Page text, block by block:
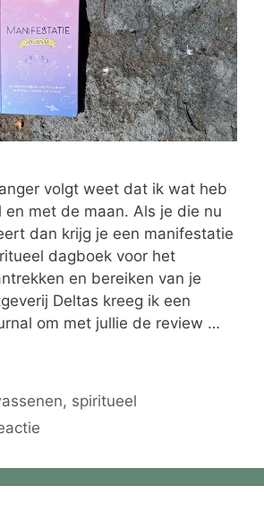
volgt weet dat ik wat heb
en met de maan. Als je die nu
dan krijg je een manifestatie
dagboek voor het
en bereiken van je
Deltas kreeg ik een
om met jullie de review …
, spiritueel